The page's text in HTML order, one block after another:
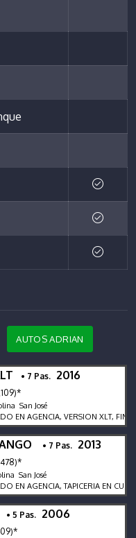
AUTOS ADRIAN
• 7 Pas. 2016
San José
EN AGENCIA, VERSION XLT,
• 7 Pas. 2013
San José
AGENCIA, TAPICERIA EN CUERO,
• 5 Pas. 2006